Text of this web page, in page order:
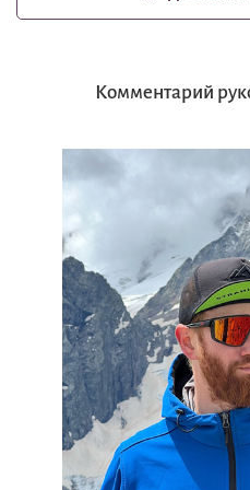
Комментарий